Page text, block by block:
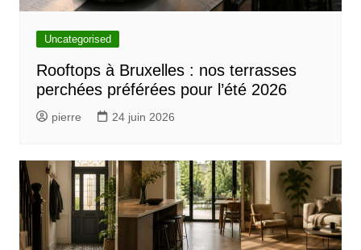
Uncategorised
Rooftops à Bruxelles : nos terrasses
perchées préférées pour l’été 2026
pierre 24 juin 2026